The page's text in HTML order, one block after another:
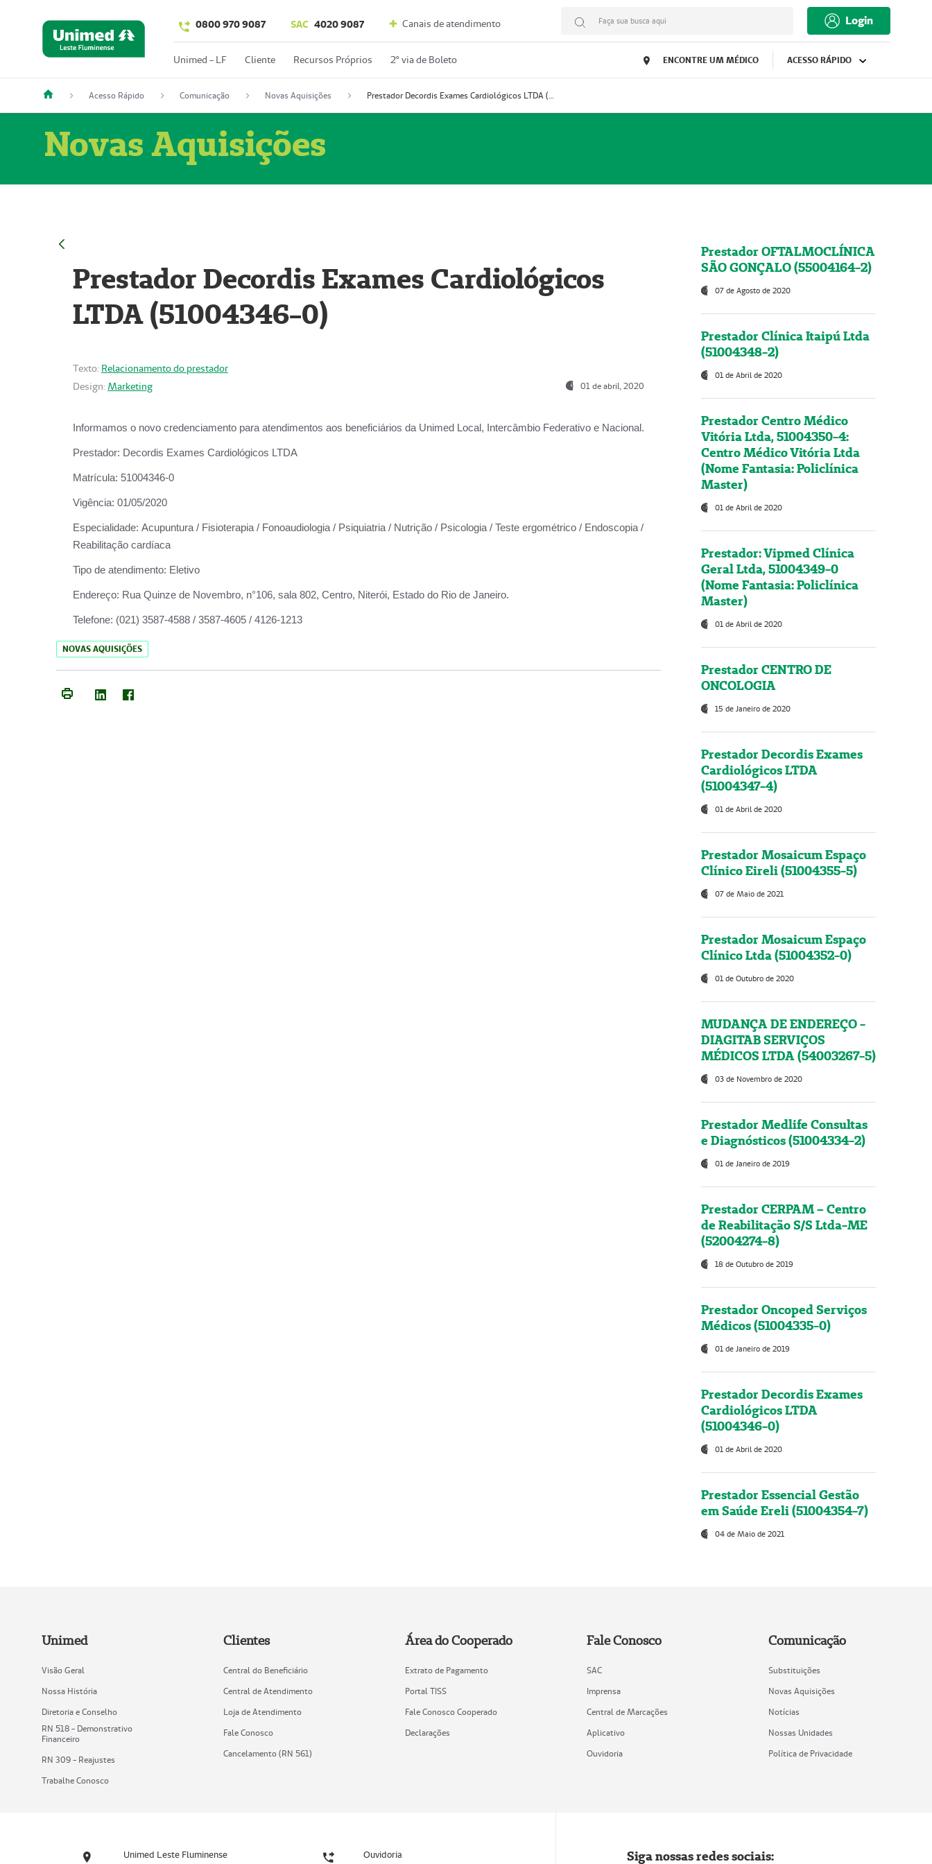
0800 970 9087 SAC 4020 9087 Canais de atendimento Faça sua busca aqui Login
Unimed - LF Cliente Recursos Próprios 2º via de Boleto ENCONTRE UM MÉDICO ACESSO RÁPIDO
Acesso Rápido Comunicação Novas Aquisições Prestador Decordis Exames Cardiológicos LTDA (51004346-0)
Novas Aquisições
Prestador Decordis Exames Cardiológicos
LTDA (51004346-0)
Texto: Relacionamento do prestador
Design: Marketing 01 de abril, 2020
Informamos o novo credenciamento para atendimentos aos beneficiários da Unimed Local, Intercâmbio Federativo e Nacional.
Prestador: Decordis Exames Cardiológicos LTDA
Matrícula: 51004346-0
Vigência: 01/05/2020
Especialidade: Acupuntura / Fisioterapia / Fonoaudiologia / Psiquiatria / Nutrição / Psicologia / Teste ergométrico / Endoscopia /
Reabilitação cardíaca
Tipo de atendimento: Eletivo
Endereço: Rua Quinze de Novembro, n°106, sala 802, Centro, Niterói, Estado do Rio de Janeiro.
Telefone: (021) 3587-4588 / 3587-4605 / 4126-1213
NOVAS AQUISIÇÕES
Prestador OFTALMOCLÍNICA
SÃO GONÇALO (55004164-2)
07 de Agosto de 2020
Prestador Clínica Itaipú Ltda
(51004348-2)
01 de Abril de 2020
Prestador Centro Médico
Vitória Ltda, 51004350-4:
Centro Médico Vitória Ltda
(Nome Fantasia: Policlínica
Master)
01 de Abril de 2020
Prestador: Vipmed Clínica
Geral Ltda, 51004349-0
(Nome Fantasia: Policlínica
Master)
01 de Abril de 2020
Prestador CENTRO DE
ONCOLOGIA
15 de Janeiro de 2020
Prestador Decordis Exames
Cardiológicos LTDA
(51004347-4)
01 de Abril de 2020
Prestador Mosaicum Espaço
Clínico Eireli (51004355-5)
07 de Maio de 2021
Prestador Mosaicum Espaço
Clínico Ltda (51004352-0)
01 de Outubro de 2020
MUDANÇA DE ENDEREÇO -
DIAGITAB SERVIÇOS
MÉDICOS LTDA (54003267-5)
03 de Novembro de 2020
Prestador Medlife Consultas
e Diagnósticos (51004334-2)
01 de Janeiro de 2019
Prestador CERPAM – Centro
de Reabilitação S/S Ltda-ME
(52004274-8)
18 de Outubro de 2019
Prestador Oncoped Serviços
Médicos (51004335-0)
01 de Janeiro de 2019
Prestador Decordis Exames
Cardiológicos LTDA
(51004346-0)
01 de Abril de 2020
Prestador Essencial Gestão
em Saúde Ereli (51004354-7)
04 de Maio de 2021
Unimed
Visão Geral
Nossa História
Diretoria e Conselho
RN 518 - Demonstrativo
Financeiro
RN 309 - Reajustes
Trabalhe Conosco
Clientes
Central do Beneficiário
Central de Atendimento
Loja de Atendimento
Fale Conosco
Cancelamento (RN 561)
Área do Cooperado
Extrato de Pagamento
Portal TISS
Fale Conosco Cooperado
Declarações
Fale Conosco
SAC
Imprensa
Central de Marcações
Aplicativo
Ouvidoria
Comunicação
Substituições
Novas Aquisições
Notícias
Nossas Unidades
Política de Privacidade
Unimed Leste Fluminense Ouvidoria Siga nossas redes sociais: